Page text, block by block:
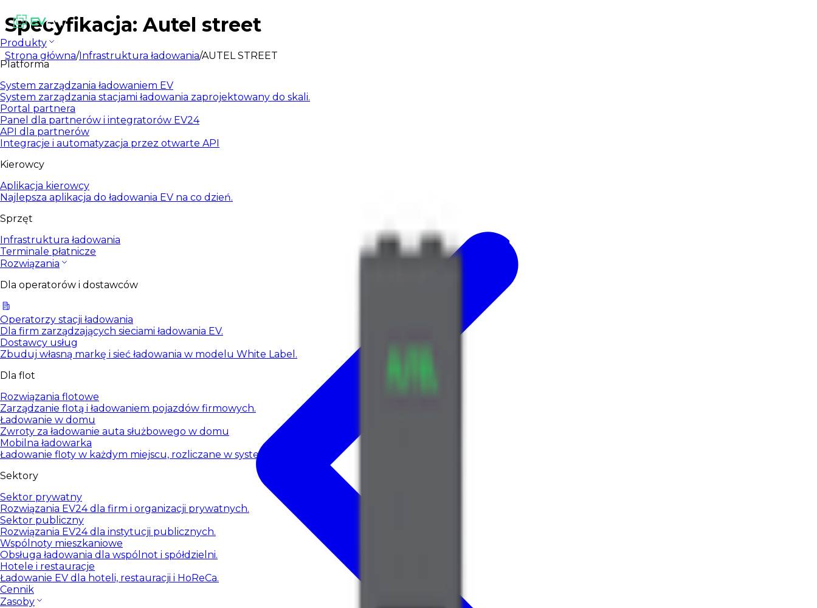
Produkty
Platforma
System zarządzania ładowaniem EV
System zarządzania stacjami ładowania zaprojektowany do skali.
Portal partnera
Panel dla partnerów i integratorów EV24
API dla partnerów
Integracje i automatyzacja przez otwarte API
Kierowcy
Aplikacja kierowcy
Najlepsza aplikacja do ładowania EV na co dzień.
Sprzęt
Infrastruktura ładowania
Terminale płatnicze
Rozwiązania
Dla operatorów i dostawców
Operatorzy stacji ładowania
Dla firm zarządzających sieciami ładowania EV.
Dostawcy usług
Zbuduj własną markę i sieć ładowania w modelu White Label.
Dla flot
Rozwiązania flotowe
Zarządzanie flotą i ładowaniem pojazdów firmowych.
Ładowanie w domu
Zwroty za ładowanie auta służbowego w domu
Mobilna ładowarka
Ładowanie floty w każdym miejscu, rozliczane w systemie
Sektory
Sektor prywatny
Rozwiązania EV24 dla firm i organizacji prywatnych.
Sektor publiczny
Rozwiązania EV24 dla instytucji publicznych.
Wspólnoty mieszkaniowe
Obsługa ładowania dla wspólnot i spółdzielni.
Hotele i restauracje
Ładowanie EV dla hoteli, restauracji i HoReCa.
Cennik
Zasoby
Specyfikacja: Autel street
Strona główna/Infrastruktura ładowania/AUTEL STREET